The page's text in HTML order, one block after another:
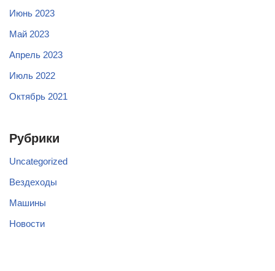
Июнь 2023
Май 2023
Апрель 2023
Июль 2022
Октябрь 2021
Рубрики
Uncategorized
Вездеходы
Машины
Новости